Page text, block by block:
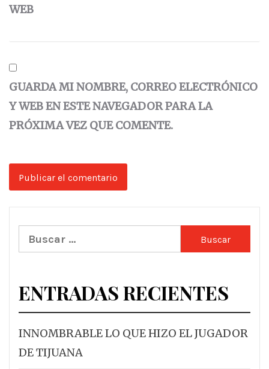
WEB
GUARDA MI NOMBRE, CORREO ELECTRÓNICO
Y WEB EN ESTE NAVEGADOR PARA LA
PRÓXIMA VEZ QUE COMENTE.
Buscar:
ENTRADAS RECIENTES
INNOMBRABLE LO QUE HIZO EL JUGADOR
DE TIJUANA